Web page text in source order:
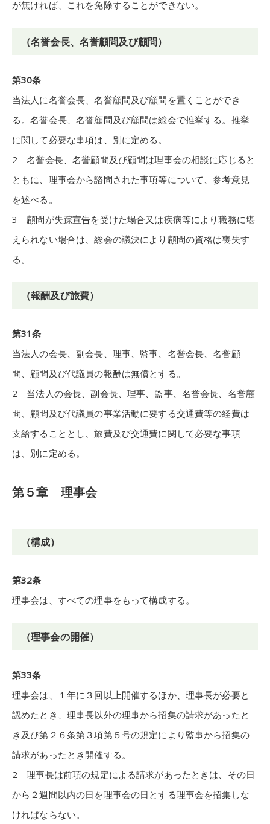
が無ければ、これを免除することができない。
（名誉会長、名誉顧問及び顧問）
第30条
当法人に名誉会長、名誉顧問及び顧問を置くことができ
る。名誉会長、名誉顧問及び顧問は総会で推挙する。推挙
に関して必要な事項は、別に定める。
2 名誉会長、名誉顧問及び顧問は理事会の相談に応じると
ともに、理事会から諮問された事項等について、参考意見
を述べる。
3 顧問が失踪宣告を受けた場合又は疾病等により職務に堪
えられない場合は、総会の議決により顧問の資格は喪失す
る。
（報酬及び旅費）
第31条
当法人の会長、副会長、理事、監事、名誉会長、名誉顧
問、顧問及び代議員の報酬は無償とする。
2 当法人の会長、副会長、理事、監事、名誉会長、名誉顧
問、顧問及び代議員の事業活動に要する交通費等の経費は
支給することとし、旅費及び交通費に関して必要な事項
は、別に定める。
第５章 理事会
（構成）
第32条
理事会は、すべての理事をもって構成する。
（理事会の開催）
第33条
理事会は、１年に３回以上開催するほか、理事長が必要と
認めたとき、理事長以外の理事から招集の請求があったと
き及び第２６条第３項第５号の規定により監事から招集の
請求があったとき開催する。
2 理事長は前項の規定による請求があったときは、その日
から２週間以内の日を理事会の日とする理事会を招集しな
ければならない。